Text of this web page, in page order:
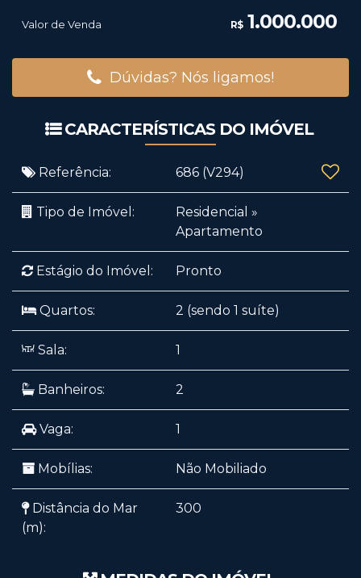
R$1.000.000
Valor de Venda
Dúvidas? Nós ligamos!
CARACTERÍSTICAS DO IMÓVEL
Referência: 686 (V294)
Tipo de Imóvel: Residencial »
Apartamento
Estágio do Imóvel: Pronto
Quartos: 2 (sendo 1 suíte)
Sala: 1
Banheiros: 2
Vaga: 1
Mobílias: Não Mobiliado
Distância do Mar
(m):
300